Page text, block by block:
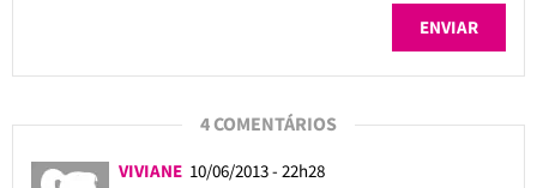
4 COMENTÁRIOS
VIVIANE 10/06/2013 - 22h28